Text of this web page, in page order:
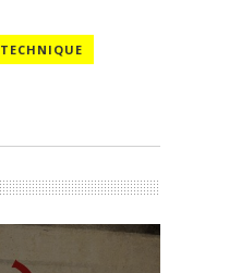
TECHNIQUE